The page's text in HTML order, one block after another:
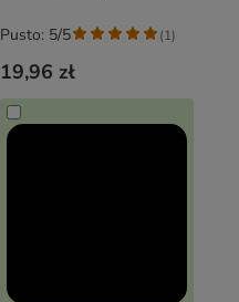
19,96 zł
Pusto: 5/5 (1)